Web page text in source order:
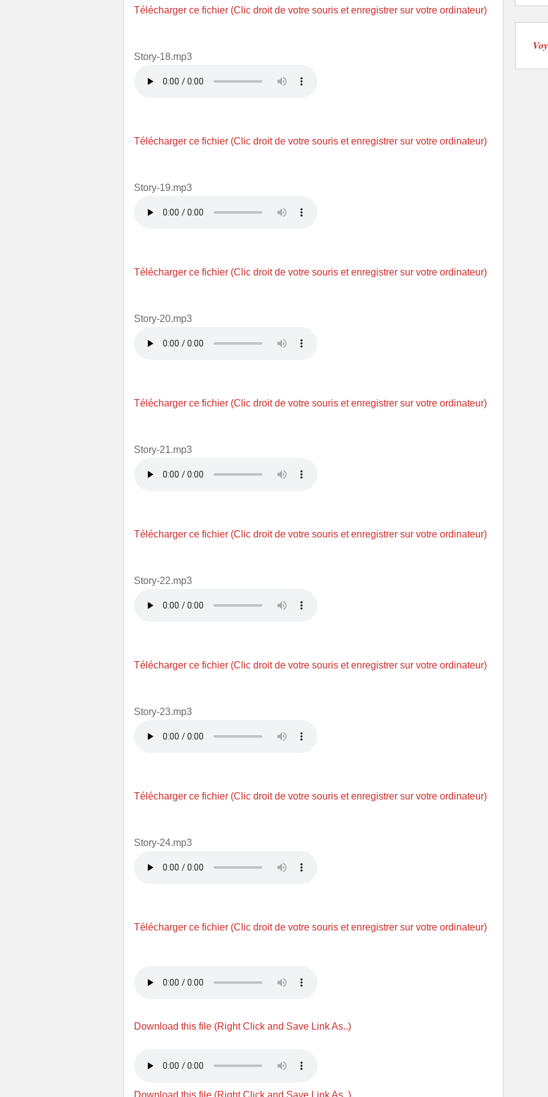
Télécharger ce fichier (Clic droit de votre souris et enregistrer sur votre ordinateur)
Story-18.mp3
Télécharger ce fichier (Clic droit de votre souris et enregistrer sur votre ordinateur)
Story-19.mp3
Télécharger ce fichier (Clic droit de votre souris et enregistrer sur votre ordinateur)
Story-20.mp3
Télécharger ce fichier (Clic droit de votre souris et enregistrer sur votre ordinateur)
Story-21.mp3
Télécharger ce fichier (Clic droit de votre souris et enregistrer sur votre ordinateur)
Story-22.mp3
Télécharger ce fichier (Clic droit de votre souris et enregistrer sur votre ordinateur)
Story-23.mp3
Télécharger ce fichier (Clic droit de votre souris et enregistrer sur votre ordinateur)
Story-24.mp3
Télécharger ce fichier (Clic droit de votre souris et enregistrer sur votre ordinateur)
Download this file (Right Click and Save Link As..)